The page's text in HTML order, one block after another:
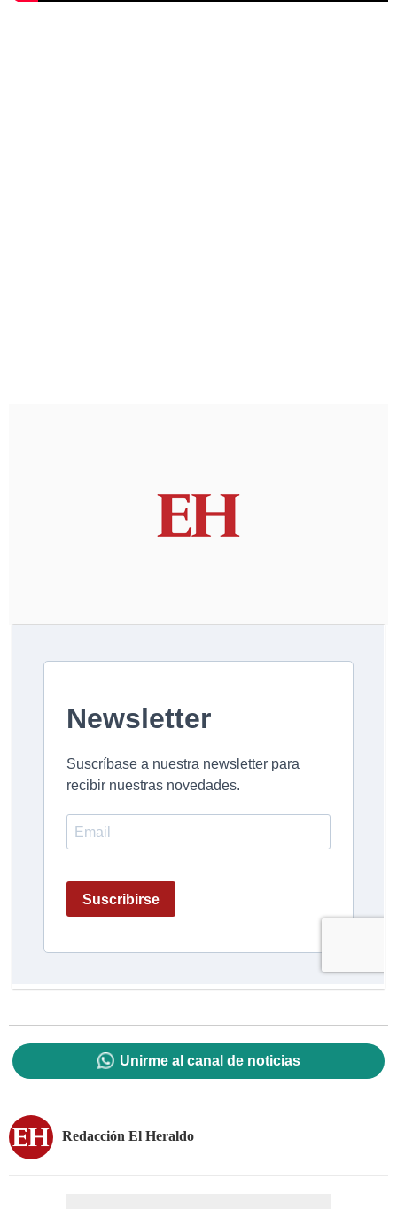
Unirme al canal de noticias
Redacción El Heraldo